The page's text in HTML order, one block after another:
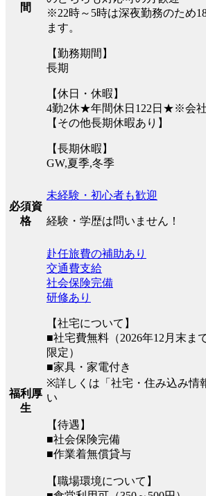
間
※22時～5時は深夜勤務のため
ます。
【勤務期間】
長期
【休日・休暇】
4勤2休★年間休日122日★※会
【その他長期休暇あり】
【長期休暇】
GW,夏季,冬季
必須資
格
未経験・初心者も歓迎
経験・学歴は問いません！
福利厚
生
赴任旅費の補助あり
交通費支給
社会保険完備
研修あり
【社宅について】
■社宅費無料（2026年12月末ま
限定）
■家具・家電付き
※詳しくは「社宅・住み込み情
い
【待遇】
■社会保険完備
■作業着無償貸与
【職場環境について】